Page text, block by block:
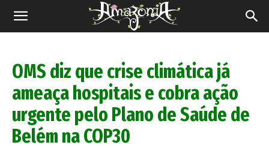
Revista
OMS diz que crise climática já
ameaça hospitais e cobra ação
urgente pelo Plano de Saúde de
Belém na COP30